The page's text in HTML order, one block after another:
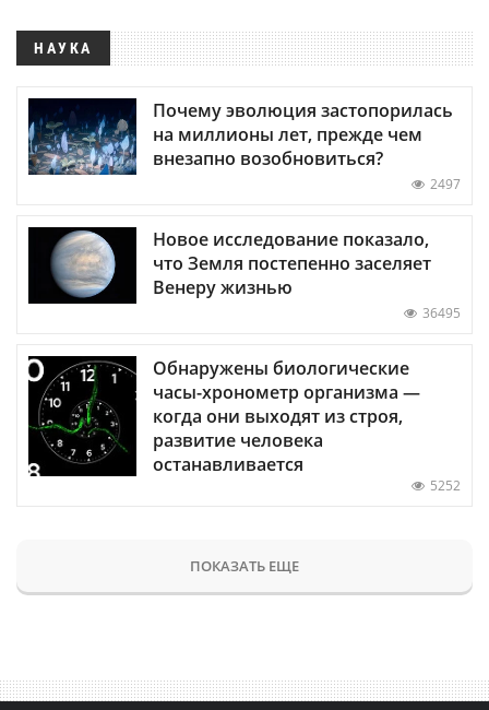
НАУКА
Почему эволюция застопорилась
на миллионы лет, прежде чем
внезапно возобновиться?
2497
Новое исследование показало,
что Земля постепенно заселяет
Венеру жизнью
36495
Обнаружены биологические
часы-хронометр организма —
когда они выходят из строя,
развитие человека
останавливается
5252
ПОКАЗАТЬ ЕЩЕ